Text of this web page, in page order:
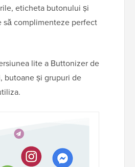
eticheta butonului și
să complimenteze perfect
lite a Buttonizer de
butoane și grupuri de